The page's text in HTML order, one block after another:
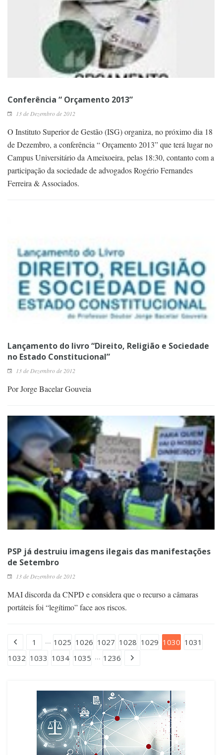
Conferência “ Orçamento 2013”
13 de Dezembro de 2012
O Instituto Superior de Gestão (ISG) organiza, no próximo dia 18
de Dezembro, a conferência “ Orçamento 2013” que terá lugar no
Campus Universitário da Ameixoeira, pelas 18:30, contanto com a
participação da sociedade de advogados Rogério Fernandes
Ferreira & Associados.
Lançamento do livro “Direito, Religião e Sociedade
no Estado Constitucional”
13 de Dezembro de 2012
Por Jorge Bacelar Gouveia
PSP já destruiu imagens ilegais das manifestações
de Setembro
13 de Dezembro de 2012
MAI discorda da CNPD e considera que o recurso a câmaras
portáteis foi “legítimo” face aos riscos.
1 ... 1025 1026 1027 1028 1029 1030 1031
1032 1033 1034 1035 ... 1236